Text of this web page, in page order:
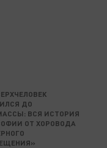
ДО
ВСЯ ИСТОРИЯ
ОТ ХОРОВОДА